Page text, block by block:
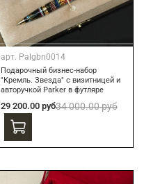
арт. Palgbn0014
Подарочный бизнес-набор
"Кремль. Звезда" с визитницей и
авторучкой Parker в футляре
29 200.00 руб34 000.00 руб